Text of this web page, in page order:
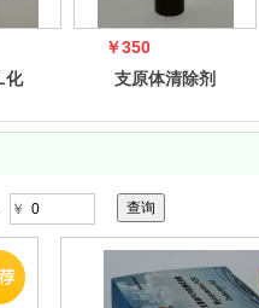
化
￥350
支原体清除剂
￥